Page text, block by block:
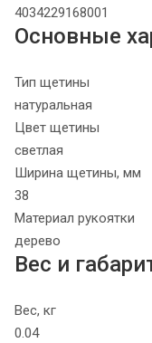
4034229168001
Основные
Тип щетины
натуральная
Цвет щетины
светлая
Ширина щетины, мм
38
Материал рукоятки
дерево
Вес и
Вес, кг
0.04